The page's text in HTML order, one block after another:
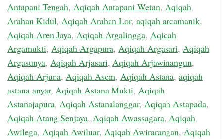
Antapani Tengah, Aqiqah Antapani Wetan, Aqiqah
Arahan Kidul, Aqiqah Arahan Lor, aqiqah arcamanik,
Aqiqah Aren Jaya, Aqiqah Argalingga, Aqiqah
Argamukti, Aqiqah Argapura, Aqiqah Argasari, Aqiqah
Argasunya, Aqiqah Arjasari, Aqiqah Arjawinangun,
Aqiqah Arjuna, Aqiqah Asem, Aqiqah Astana, aqiqah
astana anyar, Aqiqah Astana Mukti, Aqiqah
Astanajapura, Aqiqah Astanalanggar, Aqiqah Astapada,
Aqiqah Atang Senjaya, Aqiqah Awassagara, Aqiqah
Awilega, Aqiqah Awiluar, Aqiqah Awirarangan, Aqiqah